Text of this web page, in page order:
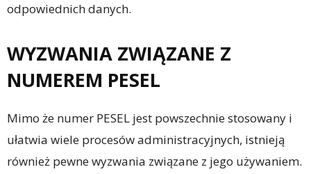
odpowiednich danych.
WYZWANIA ZWIĄZANE Z
NUMEREM PESEL
Mimo że numer PESEL jest powszechnie stosowany i
ułatwia wiele procesów administracyjnych, istnieją
również pewne wyzwania związane z jego używaniem.